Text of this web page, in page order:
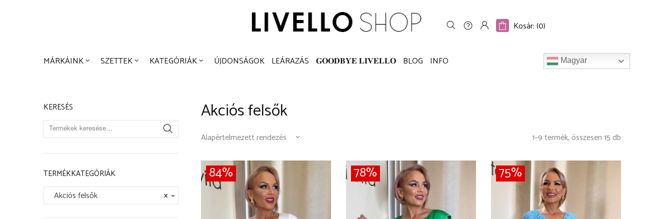
SZETTEK KATEGÓRIÁK ÚJDONSÁGOK LEÁRAZÁS
Kosár: (0)
MÁRKÁINK SZETTEK KATEGÓRIÁK ÚJDONSÁGOK LEÁRAZÁS 𝐆𝐎𝐎𝐃𝐁𝐘𝐄 𝐋𝐈𝐕𝐄𝐋𝐋𝐎 BLOG INFO Magyar
KERESÉS
TERMÉKKATEGÓRIÁK
×
Akciós felsők
Akciós felsők
1–9 termék, összesen 15 db
84% 78% 75%